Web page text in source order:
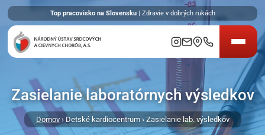
Top pracovisko na Slovensku| Zdravie v dobrých rukách
Zasielanie laboratórnych výsledkov
Domov› Detské kardiocentrum › Zasielanie lab. výsledkov